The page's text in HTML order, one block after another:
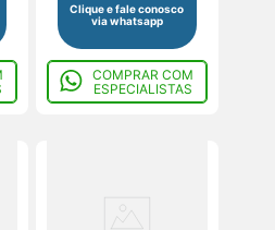
Clique e fale conosco
via whatsapp
COMPRAR COM
ESPECIALISTAS